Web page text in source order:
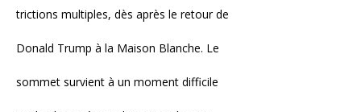
trictions multiples, dès après le retour de
Donald Trump à la Maison Blanche. Le
sommet survient à un moment difficile